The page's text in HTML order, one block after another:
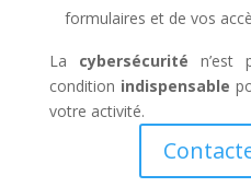
formulaires et de vos
La cybersécurité n’est
condition indispensable
votre activité.